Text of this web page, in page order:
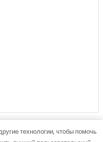
технологии, чтобы помочь